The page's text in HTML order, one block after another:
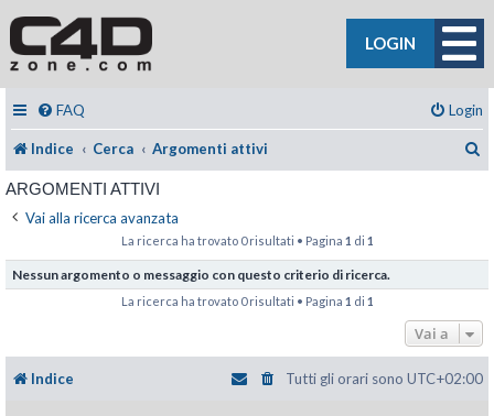
LOGIN
FAQ Login
Indice Cerca Argomenti attivi
ARGOMENTI ATTIVI
Vai alla ricerca avanzata
La ricerca ha trovato 0 risultati • Pagina 1 di 1
Nessun argomento o messaggio con questo criterio di ricerca.
La ricerca ha trovato 0 risultati • Pagina 1 di 1
Vai a
Indice Tutti gli orari sono UTC+02:00